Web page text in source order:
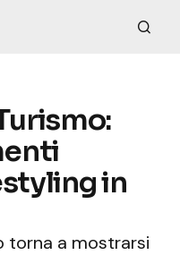
in
torna a mostrarsi